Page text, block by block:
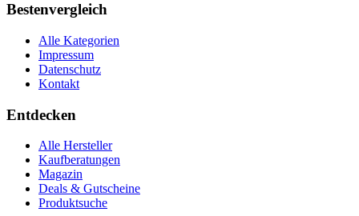
Bestenvergleich
Alle Kategorien
Impressum
Datenschutz
Kontakt
Entdecken
Alle Hersteller
Kaufberatungen
Magazin
Deals & Gutscheine
Produktsuche